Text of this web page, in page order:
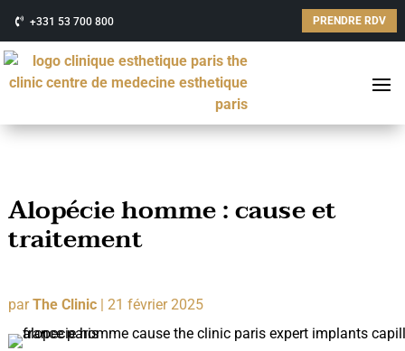
+331 53 700 800 PRENDRE RDV
Alopécie homme : cause et
traitement
parThe Clinic| 21 février 2025